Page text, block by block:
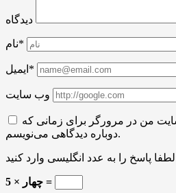
دیدگاه
نام*
ایمیل*
وب سایت
من در مرورگر برای زمانی که
دوباره دیدگاهی می‌نویسم.
5 × چهار =